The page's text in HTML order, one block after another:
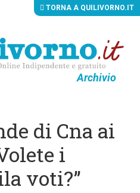
Archivio
TORNA A QUILIVORNO.IT
di Cna ai
i
voti?”